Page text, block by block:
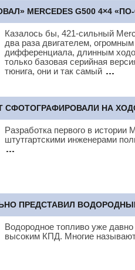
MERCEDES G500 4×4
Казалось бы, 421-сильный
два раза двигателем,
дифференциала, длинным
только базовая серийная
тюнига, они и так самый
СФОТОГРАФИРОВАЛИ НА
Разработка первого в истории
штутгартскими инженерами
ПРЕДСТАВИЛ
Водородное топливо уже давно
высоким КПД. Многие